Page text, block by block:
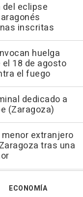
eclipse
inscritas
huelga
el 18 de agosto
el fuego
dedicado a
(Zaragoza)
extranjero
tras una
ECONOMÍA